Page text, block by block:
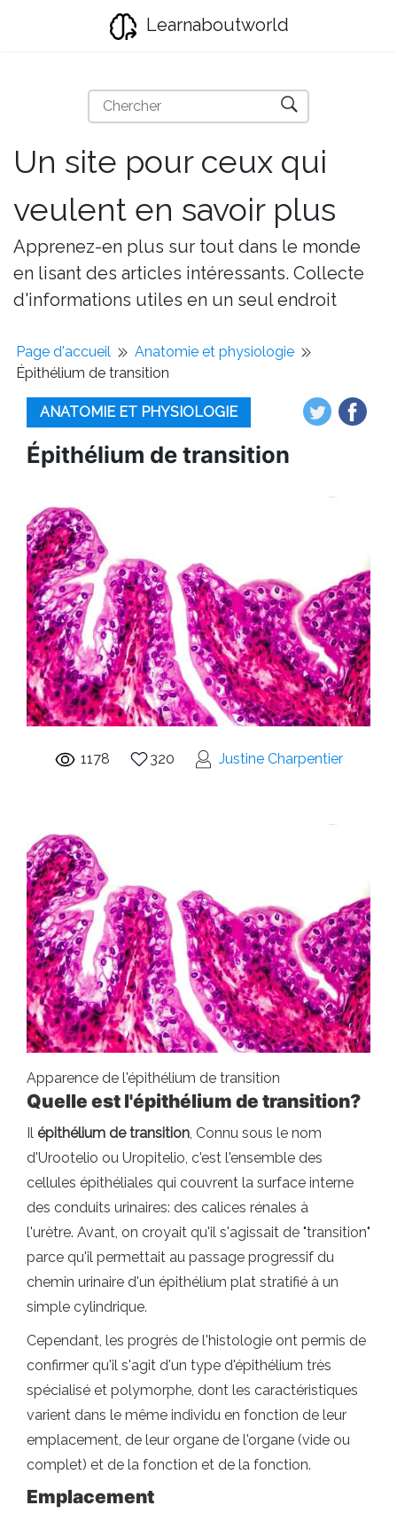
Learnaboutworld
Un site pour ceux qui
veulent en savoir plus
Apprenez-en plus sur tout dans le monde
en lisant des articles intéressants. Collecte
d'informations utiles en un seul endroit
Page d'accueil
Anatomie et physiologie
Épithélium de transition
ANATOMIE ET PHYSIOLOGIE
Épithélium de transition
1178 320 Justine Charpentier
Apparence de l'épithélium de transition
Quelle est l'épithélium de transition?
Il épithélium de transition, Connu sous le nom
d'Urootelio ou Uropitelio, c'est l'ensemble des
cellules épithéliales qui couvrent la surface interne
des conduits urinaires: des calices rénales à
l'urètre. Avant, on croyait qu'il s'agissait de "transition"
parce qu'il permettait au passage progressif du
chemin urinaire d'un épithélium plat stratifié à un
simple cylindrique.
Cependant, les progrès de l'histologie ont permis de
confirmer qu'il s'agit d'un type d'épithélium très
spécialisé et polymorphe, dont les caractéristiques
varient dans le même individu en fonction de leur
emplacement, de leur organe de l'organe (vide ou
complet) et de la fonction et de la fonction.
Emplacement